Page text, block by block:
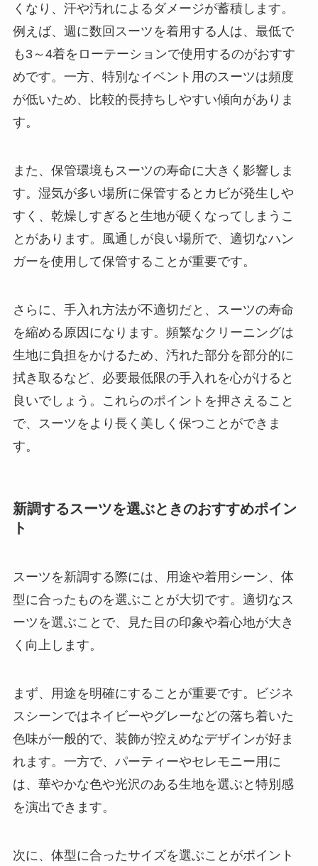
くなり、汗や汚れによるダメージが蓄積します。
例えば、週に数回スーツを着用する人は、最低で
も3～4着をローテーションで使用するのがおすす
めです。一方、特別なイベント用のスーツは頻度
が低いため、比較的長持ちしやすい傾向がありま
す。
また、保管環境もスーツの寿命に大きく影響しま
す。湿気が多い場所に保管するとカビが発生しや
すく、乾燥しすぎると生地が硬くなってしまうこ
とがあります。風通しが良い場所で、適切なハン
ガーを使用して保管することが重要です。
さらに、手入れ方法が不適切だと、スーツの寿命
を縮める原因になります。頻繁なクリーニングは
生地に負担をかけるため、汚れた部分を部分的に
拭き取るなど、必要最低限の手入れを心がけると
良いでしょう。これらのポイントを押さえること
で、スーツをより長く美しく保つことができま
す。
新調するスーツを選ぶときのおすすめポイン
ト
スーツを新調する際には、用途や着用シーン、体
型に合ったものを選ぶことが大切です。適切なス
ーツを選ぶことで、見た目の印象や着心地が大き
く向上します。
まず、用途を明確にすることが重要です。ビジネ
スシーンではネイビーやグレーなどの落ち着いた
色味が一般的で、装飾が控えめなデザインが好ま
れます。一方で、パーティーやセレモニー用に
は、華やかな色や光沢のある生地を選ぶと特別感
を演出できます。
次に、体型に合ったサイズを選ぶことがポイント